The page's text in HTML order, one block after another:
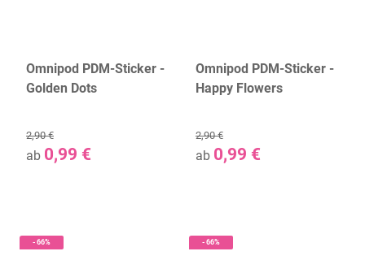
Omnipod PDM-Sticker -
Golden Dots
ab 0,99 €
2,90 €
Omnipod PDM-Sticker -
Happy Flowers
ab 0,99 €
2,90 €
- 66% - 66%